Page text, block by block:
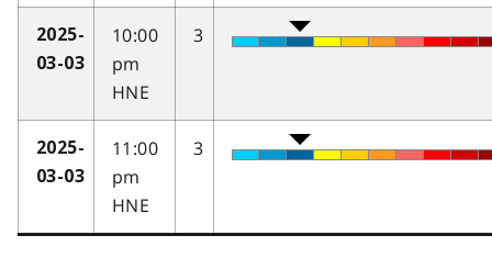
2025-
03-03
10:00
pm
HNE
3
2025-
03-03
11:00
pm
HNE
3